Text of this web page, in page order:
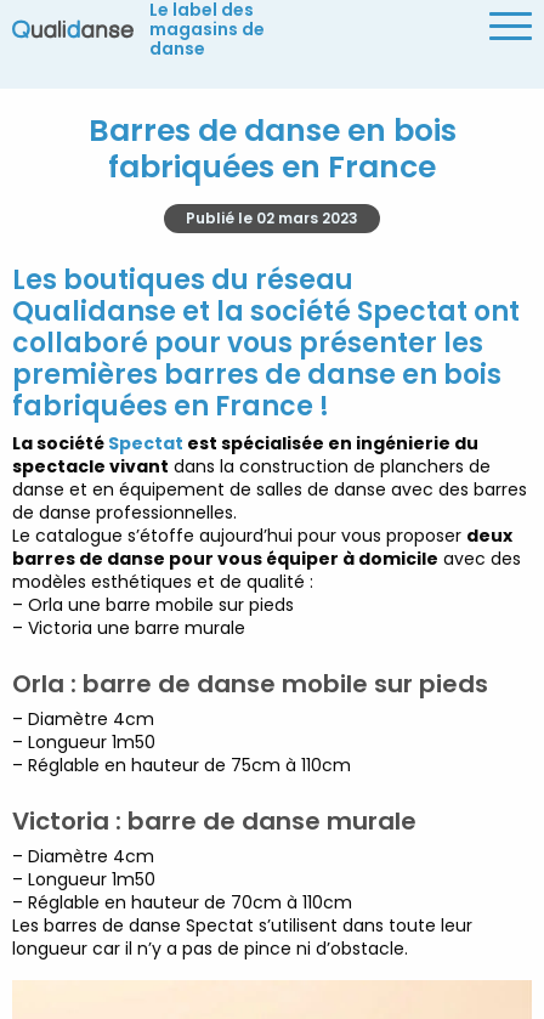
Le label des
magasins de
danse
Barres de danse en bois
fabriquées en France
Publié le 02 mars 2023
Les boutiques du réseau
Qualidanse et la société Spectat ont
collaboré pourvous présenter les
premières barres de danse en bois
fabriquées en France !
La société Spectat est spécialisée en ingénierie du
spectacle vivant dans la construction de planchers de
danse et en équipement de salles de danse avec des barres
de danse professionnelles.
Le catalogue s’étoffe aujourd’hui pour vous proposer deux
barres de danse pour vous équiper à domicile avec des
modèles esthétiques et de qualité :
– Orla une barre mobile sur pieds
– Victoria une barre murale
Orla : barre de danse mobile sur pieds
– Diamètre 4cm
– Longueur 1m50
– Réglable en hauteur de 75cm à 110cm
Victoria : barre de danse murale
– Diamètre 4cm
– Longueur 1m50
– Réglable en hauteur de 70cm à 110cm
Les barres de danse Spectat s’utilisent dans toute leur
longueur car il n’y a pas de pince ni d’obstacle.